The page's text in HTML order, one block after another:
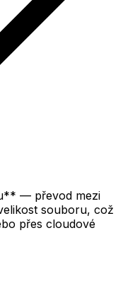
— převod mezi
souboru, což
přes cloudové